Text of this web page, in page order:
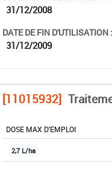
31/12/2008
DATE DE FIN D'UTILISATION :
31/12/2009
[11015932]
DOSE MAX D'EMPLOI
2,7 L/ha